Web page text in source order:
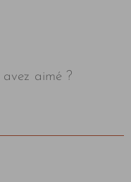
avez aimé ?